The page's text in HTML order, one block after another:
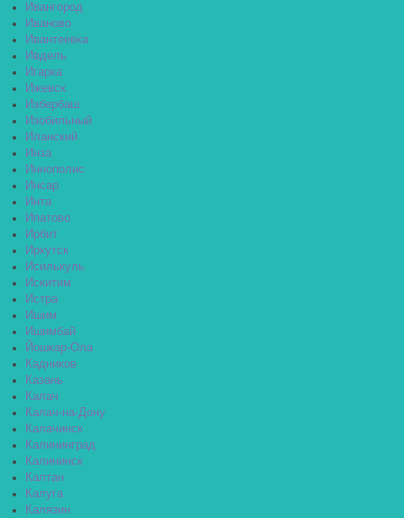
Ивангород
Иваново
Ивантеевка
Ивдель
Игарка
Ижевск
Избербаш
Изобильный
Иланский
Инза
Иннополис
Инсар
Инта
Ипатово
Ирбит
Иркутск
Исилькуль
Искитим
Истра
Ишим
Ишимбай
Йошкар-Ола
Кадников
Казань
Калач
Калач-на-Дону
Калачинск
Калининград
Калининск
Калтан
Калуга
Калязин